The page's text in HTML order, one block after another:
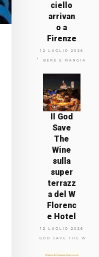
ciello
arrivan
o a
Firenze
12 LUGLIO 2026
BERE E MANGIARE
Il God
Save
The
Wine
sulla
super
terrazz
a del W
Florenc
e Hotel
12 LUGLIO 2026
GOD SAVE THE WINE